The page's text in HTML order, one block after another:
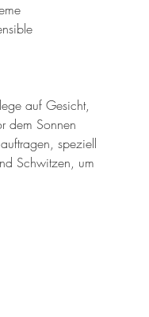
auf Gesicht,
dem Sonnen
speziell
Schwitzen, um